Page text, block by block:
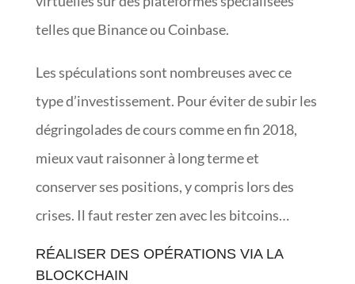
telles que Binance ou Coinbase.
Les spéculations sont nombreuses avec ce
type d’investissement. Pour éviter de subir les
dégringolades de cours comme en fin 2018,
mieux vaut raisonner à long terme et
conserver ses positions, y compris lors des
crises. Il faut rester zen avec les bitcoins…
RÉALISER DES OPÉRATIONS VIA LA
BLOCKCHAIN